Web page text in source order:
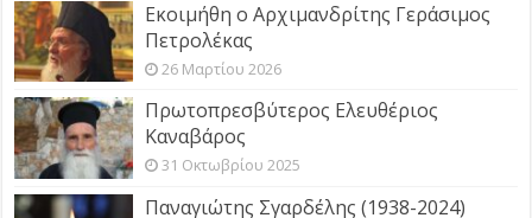
Εκοιμήθη ο Αρχιμανδρίτης Γεράσιμος
Πετρολέκας
26 Μαρτίου 2026
Πρωτοπρεσβύτερος Ελευθέριος
Καναβάρος
31 Οκτωβρίου 2025
Παναγιώτης Σγαρδέλης (1938-2024)